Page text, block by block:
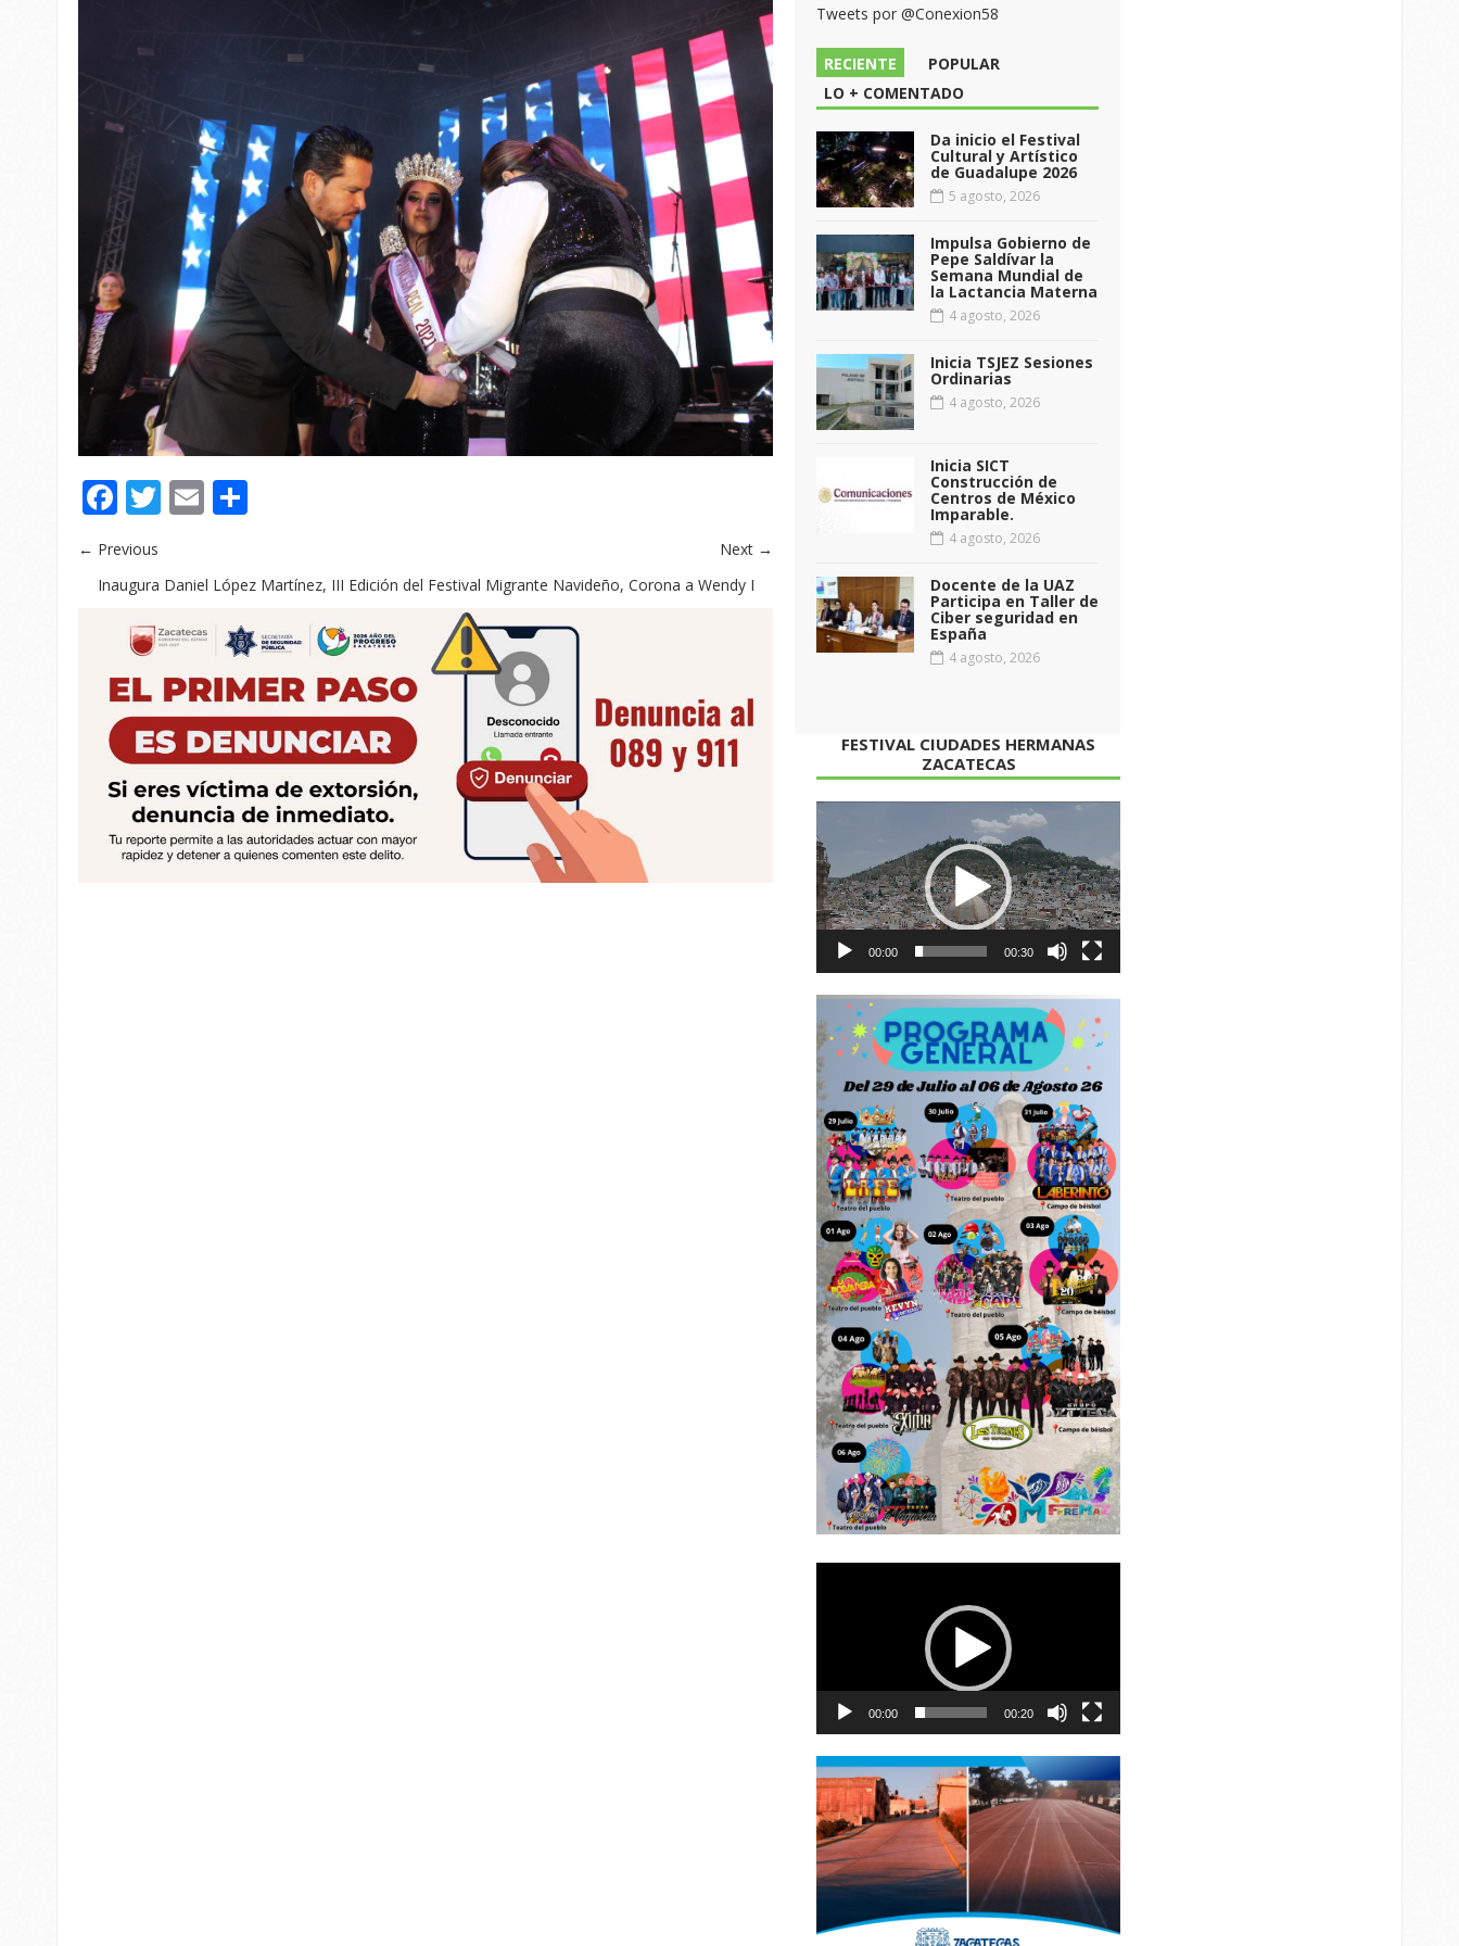
Facebook
Twitter
Email
← Previous
Next →
Inaugura Daniel López Martínez, III Edición del Festival Migrante Navideño, Corona a Wendy I
Tweets por @Conexion58
RECIENTE
POPULAR
LO + COMENTADO
Da inicio el Festival
Cultural y Artístico
de Guadalupe 2026
5 agosto, 2026
Impulsa Gobierno de
Pepe Saldívar la
Semana Mundial de
la Lactancia Materna
4 agosto, 2026
Inicia TSJEZ Sesiones
Ordinarias
4 agosto, 2026
Inicia SICT
Construcción de
Centros de México
Imparable.
4 agosto, 2026
Docente de la UAZ
Participa en Taller de
Ciber seguridad en
España
4 agosto, 2026
FESTIVAL CIUDADES HERMANAS
ZACATECAS
de
vídeo
00:00 00:30
00:00 00:20